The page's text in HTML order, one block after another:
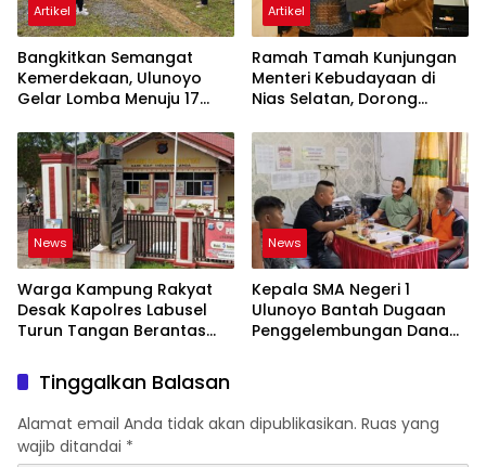
Artikel
Bangkitkan Semangat
Kemerdekaan, Ulunoyo
Gelar Lomba Menuju 17
Artikel
Ramah Tamah Kunjungan
Menteri Kebudayaan di
Nias Selatan, Dorong
Target UNESCO
News
Warga Kampung Rakyat
Desak Kapolres Labusel
Turun Tangan Berantas
di Perlabian
News
Kepala SMA Negeri 1
Ulunoyo Bantah Dugaan
Penggelembungan Dana
Tinggalkan Balasan
Alamat email Anda tidak akan dipublikasikan. Ruas yang
wajib ditandai *